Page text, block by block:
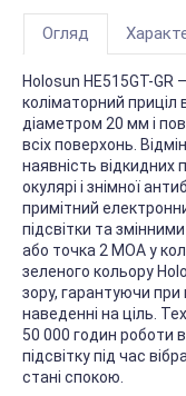
Огляд
Holosun HE515GT-GR
коліматорний приціл
діаметром 20 мм і
всіх поверхонь.
наявність відкидних
окулярі і знімної
примітний
підсвітки та
або точка 2 МОА у
зеленого кольору
зору, гарантуючи
наведенні на ціль.
50 000 годин роботи
підсвітку під час
стані спокою.